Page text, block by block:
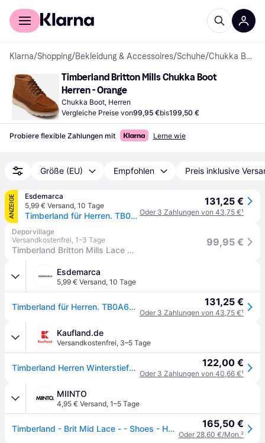
Für Shopper
Klarna/Shopping/Bekleidung & Accessoires/Schuhe/ Chukka Boots
Timberland Britton Mills Chukka Boot
Herren - Orange
Chukka Boot, Herren
Vergleiche Preise von99,95 €bis199,50 €
Probiere flexible Zahlungen mit Lerne wie
Größe (EU) Empfohlen Preis inklusive
ANZEIGE
Esdemarca
5,99 € Versand, 10 Tage
Timberland für Herren. TB0A6CEPEIZ1 Britton Mills Chukka Lederstiefel braun (41), Wohnung, Schnürsenkel, Lässig, Draußen
131,25 €
Oder 3 Zahlungen von 43,75 €¹
Deporvillage
Versandkostenfrei, 1–3 Tage
Timberland Britton Mills Lace Up Chukka Stiefel orange - 45
99,95 €
Esdemarca
5,99 € Versand, 10 Tage
Timberland für Herren. TB0A6CEPEIZ1 Britton Mills Chukka Lederstiefel braun (45.5), Wohnung, Schnürsenkel, Lässig, Draußen 131,25 €
Oder 3 Zahlungen von 43,75 €¹
Kaufland.de
Versandkostenfrei, 3–5 Tage
Timberland Herren Winterstiefel A6CEP mit knöchelhohem Schaft in Braun und Weiß 122,00 €
Oder 3 Zahlungen von 40,66 €¹
MIINTO
4,95 € Versand, 1–5 Tage
Timberland - Brit Mid Lace - - Shoes - Herren - Braun - 40 EU 165,50 €
Oder 28,60 €/Mon.²